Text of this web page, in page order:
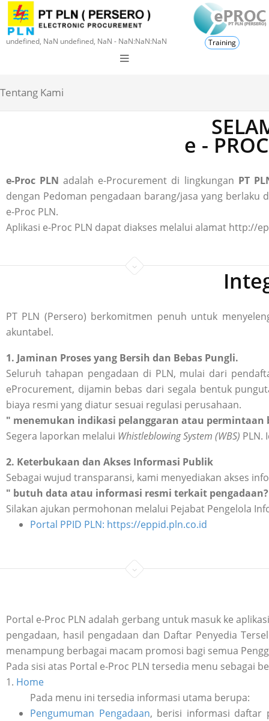
undefined, NaN undefined, NaN - NaN:NaN:NaN Training
Tentang Kami
e -
e-Proc PLN adalah e-Procurement di lingkungan PT
dengan Pedoman pengadaan barang/jasa yang berlaku
e-Proc PLN.
Aplikasi e-Proc PLN dapat diakses melalui alamat http://
PT PLN (Persero) berkomitmen penuh untuk
akuntabel.
1. Jaminan Proses yang Bersih dan Bebas Pungli.
Seluruh tahapan pengadaan di PLN, mulai dari
eProcurement, dijamin bebas dari segala bentuk
biaya resmi yang diatur sesuai regulasi perusahaan.
" menemukan indikasi pelanggaran atau permintaan
Segera laporkan melalui Whistleblowing System (WBS) PLN.
2. Keterbukaan dan Akses Informasi Publik
Sebagai wujud transparansi, kami menyediakan akses
" butuh data atau informasi resmi terkait
Silakan ajukan permohonan melalui Pejabat Pengelola
Portal PPID PLN: https://eppid.pln.co.id
Portal e-Proc PLN adalah gerbang untuk masuk ke
pengadaan, hasil pengadaan dan Daftar Penyedia
menampung berbagai macam promosi bagi semua
Pada sisi atas Portal e-Proc PLN tersedia menu sebagai
1. Home
Pada menu ini tersedia informasi utama berupa:
Pengumuman Pengadaan, berisi informasi daftar